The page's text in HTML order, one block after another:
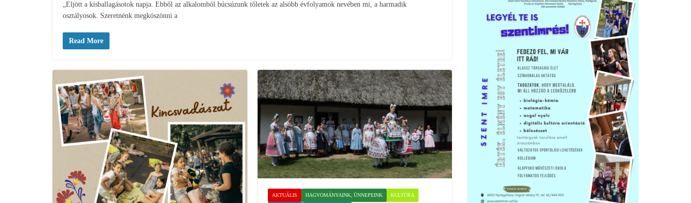
„Eljött a kisballagásotok napja. Ebből az alkalomból búcsúzunk tőletek az alsóbb évfolyamok nevében mi, a harmadik
osztályosok. Szeretnénk megköszönni a
Read More
AKTUÁLIS HAGYOMÁNYAINK, ÜNNEPEINK KULTÚRA